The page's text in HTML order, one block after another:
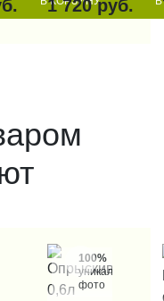
1 720 руб.
100%
уникальные
фото